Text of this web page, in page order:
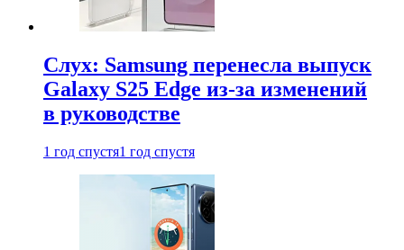
Слух: Samsung перенесла выпуск
Galaxy S25 Edge из-за изменений
в руководстве
1 год спустя1 год спустя